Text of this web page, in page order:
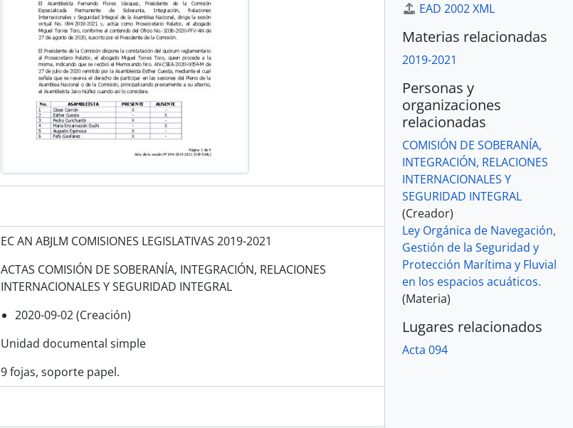
EC AN ABJLM COMISIONES LEGISLATIVAS 2019-2021
ACTAS COMISIÓN DE SOBERANÍA, INTEGRACIÓN, RELACIONES
INTERNACIONALES Y SEGURIDAD INTEGRAL
2020-09-02 (Creación)
Unidad documental simple
9 fojas, soporte papel.
EAD 2002 XML
Materias relacionadas
2019-2021
Personas y
organizaciones
relacionadas
COMISIÓN DE SOBERANÍA,
INTEGRACIÓN, RELACIONES
INTERNACIONALES Y
SEGURIDAD INTEGRAL
(Creador)
Ley Orgánica de Navegación,
Gestión de la Seguridad y
Protección Marítima y Fluvial
en los espacios acuáticos.
(Materia)
Lugares relacionados
Acta 094